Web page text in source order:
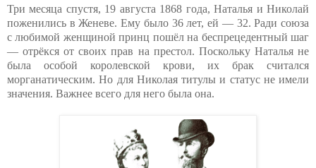
Три месяца спустя, 19 августа 1868 года, Наталья и Николай
поженились в Женеве. Ему было 36 лет, ей — 32. Ради союза
с любимой женщиной принц пошёл на беспрецедентный шаг
— отрёкся от своих прав на престол. Поскольку Наталья не
была особой королевской крови, их брак считался
морганатическим. Но для Николая титулы и статус не имели
значения. Важнее всего для него была она.